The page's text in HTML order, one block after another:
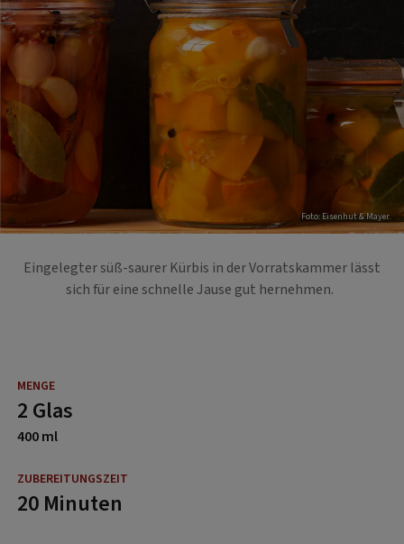
Foto: Eisenhut & Mayer
Eingelegter süß-saurer Kürbis in der Vorratskammer lässt
sich für eine schnelle Jause gut hernehmen.
2 Glas
400 ml
20 Minuten